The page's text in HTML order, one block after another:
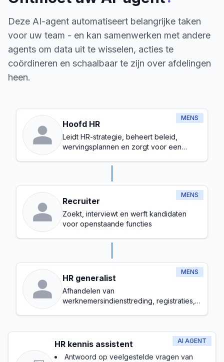
Deze AI-agent automatiseert belangrijke taken
voor uw team - en kan samenwerken met andere
agents om data uit te wisselen, acties te
coördineren en schaalbaar te zijn over afdelingen
heen.
MENS
Hoofd HR
Leidt HR-strategie, beheert beleid,
wervingsplannen en zorgt voor een
MENS
Recruiter
Zoekt, interviewt en werft kandidaten
voor openstaande functies
MENS
HR generalist
Afhandelen van
werknemersindiensttreding, registraties,
AI AGENT
HR kennis assistent
Antwoord op veelgestelde vragen van